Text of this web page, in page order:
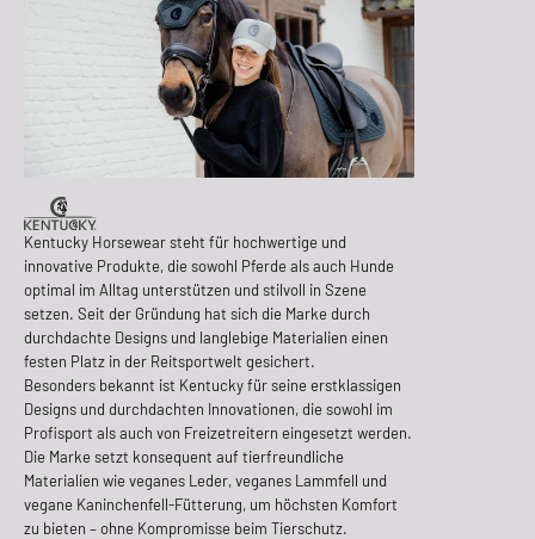
Kentucky Horsewear steht für hochwertige und
innovative Produkte, die sowohl Pferde als auch Hunde
optimal im Alltag unterstützen und stilvoll in Szene
setzen. Seit der Gründung hat sich die Marke durch
durchdachte Designs und langlebige Materialien einen
festen Platz in der Reitsportwelt gesichert.
Besonders bekannt ist Kentucky für seine erstklassigen
Designs und durchdachten Innovationen, die sowohl im
Profisport als auch von Freizetreitern eingesetzt werden.
Die Marke setzt konsequent auf tierfreundliche
Materialien wie veganes Leder, veganes Lammfell und
vegane Kaninchenfell-Fütterung, um höchsten Komfort
zu bieten – ohne Kompromisse beim Tierschutz.